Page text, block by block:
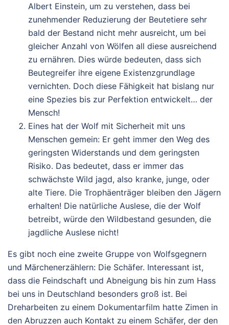
Albert Einstein, um zu verstehen, dass bei
zunehmender Reduzierung der Beutetiere sehr
bald der Bestand nicht mehr ausreicht, um bei
gleicher Anzahl von Wölfen all diese ausreichend
zu ernähren. Dies würde bedeuten, dass sich
Beutegreifer ihre eigene Existenzgrundlage
vernichten. Doch diese Fähigkeit hat bislang nur
eine Spezies bis zur Perfektion entwickelt… der
Mensch!
Eines hat der Wolf mit Sicherheit mit uns
Menschen gemein: Er geht immer den Weg des
geringsten Widerstands und dem geringsten
Risiko. Das bedeutet, dass er immer das
schwächste Wild jagd, also kranke, junge, oder
alte Tiere. Die Trophäenträger bleiben den Jägern
erhalten! Die natürliche Auslese, die der Wolf
betreibt, würde den Wildbestand gesunden, die
jagdliche Auslese nicht!
Es gibt noch eine zweite Gruppe von Wolfsgegnern
und Märchenerzählern: Die Schäfer. Interessant ist,
dass die Feindschaft und Abneigung bis hin zum Hass
bei uns in Deutschland besonders groß ist. Bei
Dreharbeiten zu einem Dokumentarfilm hatte Zimen in
den Abruzzen auch Kontakt zu einem Schäfer, der den